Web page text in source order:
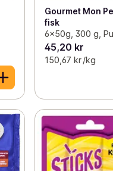
Gourmet Mon
fisk
6x50g, 300 g,
45,20 kr
150,67 kr /kg